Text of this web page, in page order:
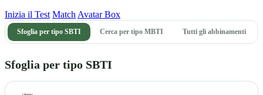
Inizia il Test Match Avatar Box
Sfoglia per tipo SBTI Cerca per tipo MBTI Tutti gli abbinamenti
Sfoglia per tipo SBTI